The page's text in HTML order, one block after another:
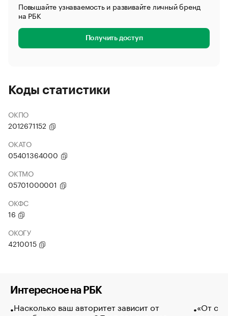
Повышайте узнаваемость и развивайте личный бренд
на РБК
Получить доступ
Коды статистики
ОКПО
2012671152
ОКАТО
05401364000
ОКТМО
05701000001
ОКФС
16
ОКОГУ
4210015
Интересное на РБК
Насколько ваш авторитет зависит от
«От